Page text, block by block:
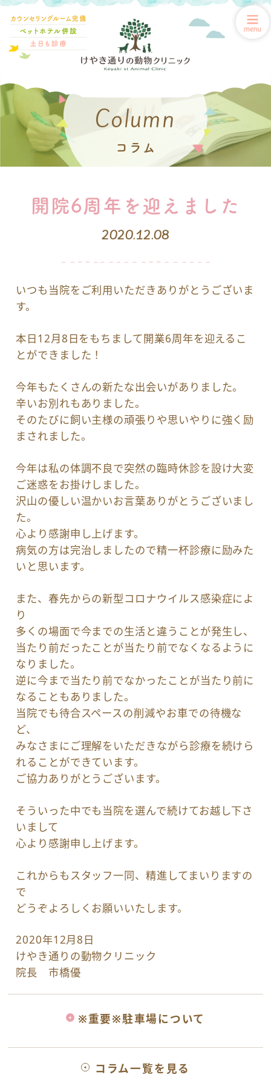
Column
コラム
開院6周年を迎えました
2020.12.08
いつも当院をご利用いただきありがとうございま
す。
本日12月8日をもちまして開業6周年を迎えるこ
とができました！
今年もたくさんの新たな出会いがありました。
辛いお別れもありました。
そのたびに飼い主様の頑張りや思いやりに強く励
まされました。
今年は私の体調不良で突然の臨時休診を設け大変
ご迷惑をお掛けしました。
沢山の優しい温かいお言葉ありがとうございまし
た。
心より感謝申し上げます。
病気の方は完治しましたので精一杯診療に励みた
いと思います。
また、春先からの新型コロナウイルス感染症によ
り
多くの場面で今までの生活と違うことが発生し、
当たり前だったことが当たり前でなくなるように
なりました。
逆に今まで当たり前でなかったことが当たり前に
なることもありました。
当院でも待合スペースの削減やお車での待機な
ど、
みなさまにご理解をいただきながら診療を続けら
れることができています。
ご協力ありがとうございます。
そういった中でも当院を選んで続けてお越し下さ
いまして
心より感謝申し上げます。
これからもスタッフ一同、精進してまいりますの
で
どうぞよろしくお願いいたします。
2020年12月8日
けやき通りの動物クリニック
院長 市橋優
※重要※駐車場について
コラム一覧を見る